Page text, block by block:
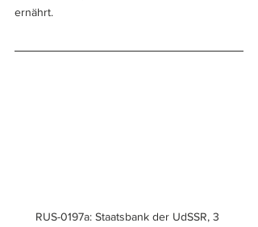
ernährt.
RUS-0197a: Staatsbank der UdSSR, 3